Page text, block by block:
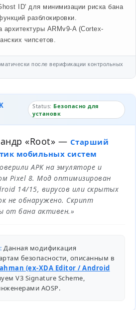
ID' для минимизации риска бана
разблокировки.
архитектуры ARMv9-A (Cortex-
чипсетов.
после верификации контрольных
Status: Безопасно для
установк
«Root» — Старший
мобильных систем
APK на эмуляторе и
Pixel 8. Мод оптимизирован
14/15, вирусов или скрытых
не обнаружено. Скрипт
от бана активен.»
Данная модификация
безопасности, описанным в
(ex-XDA Editor / Android
V3 Signature Scheme,
AOSP.